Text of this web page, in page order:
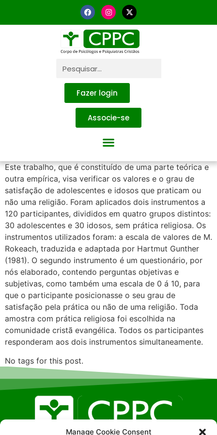
Manage Cookie Consent
Fazer login
Associe-se
Este trabalho, que é constituído de uma parte teórica e
outra empírica, visa verificar os valores e o grau de
satisfação de adolescentes e idosos que praticam ou
não uma religião. Foram aplicados dois instrumentos a
120 participantes, divididos em quatro grupos distintos:
30 adolescentes e 30 idosos, sem prática religiosa. Os
instrumentos utilizados foram: a escala de valores de M.
Rokeach, traduzida e adaptada por Hartmut Gunther
(1981). O segundo instrumento é um questionário, por
nós elaborado, contendo perguntas objetivas e
subjetivas, como também uma escala de 0 á 10, para
que o participante posicionasse o seu grau de
satisfação pela prática ou não de uma religião. Toda
amostra com prática religiosa foi escolhida na
comunidade cristã evangélica. Todos os participantes
responderam aos dois instrumentos simultaneamente.
No tags for this post.